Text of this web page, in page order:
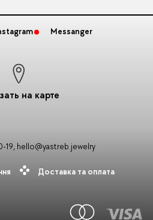
Messanger
на карте
19, hello@yastreb.jewelry
Доставка та оплата